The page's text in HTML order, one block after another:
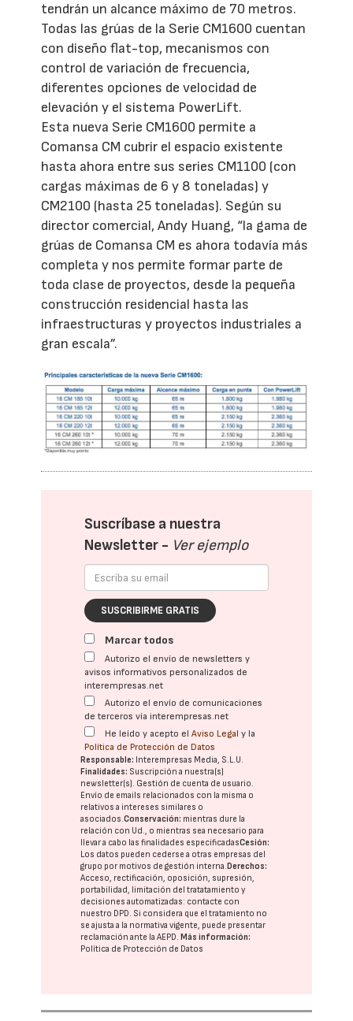
tendrán un alcance máximo de 70 metros.
Todas las grúas de la Serie CM1600 cuentan
con diseño flat-top, mecanismos con
control de variación de frecuencia,
diferentes opciones de velocidad de
elevación y el sistema PowerLift.
Esta nueva Serie CM1600 permite a
Comansa CM cubrir el espacio existente
hasta ahora entre sus series CM1100 (con
cargas máximas de 6 y 8 toneladas) y
CM2100 (hasta 25 toneladas). Según su
director comercial, Andy Huang, “la gama de
grúas de Comansa CM es ahora todavía más
completa y nos permite formar parte de
toda clase de proyectos, desde la pequeña
construcción residencial hasta las
infraestructuras y proyectos industriales a
gran escala”.
Suscríbase a nuestra
Newsletter - Ver ejemplo
SUSCRIBIRME GRATIS
Marcar todos
Autorizo el envío de newsletters y
avisos informativos personalizados de
interempresas.net
Autorizo el envío de comunicaciones
de terceros vía interempresas.net
He leído y acepto elAviso Legal y la
Política de Protección de Datos
Responsable: Interempresas Media, S.L.U.
Finalidades: Suscripción a nuestra(s)
newsletter(s). Gestión de cuenta de usuario.
Envío de emails relacionados con la misma o
relativos a intereses similares o
asociados.Conservación: mientras dure la
relación con Ud., o mientras sea necesario para
llevar a cabo las finalidades especificadasCesión:
Los datos pueden cederse a otras empresas del
grupo por motivos de gestión interna. Derechos:
Acceso, rectificación, oposición, supresión,
portabilidad, limitación del tratatamiento y
decisiones automatizadas: contacte con
nuestro DPD. Si considera que el tratamiento no
se ajusta a la normativa vigente, puede presentar
reclamación ante laAEPD. Más información:
Política de Protección de Datos